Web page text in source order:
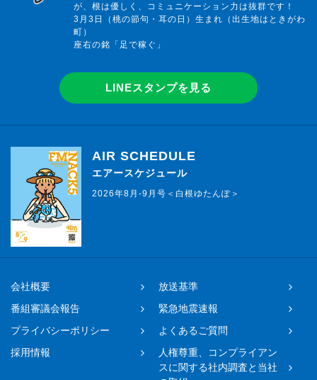
が、根は優しく、コミュニケーション力は抜群です！
3月3日（桃の節句・耳の日）生まれ（出生地はときがわ
町）
座右の銘「足で稼ぐ」
LINEスタンプを見る
AIR SCHEDULE
エアースケジュール
2026年8月-9月号＜白根ゆたんぽ＞
会社概要
放送基準
番組審議会報告
緊急地震速報
プライバシーポリシー
よくあるご質問
採用情報
人権尊重、コンプライアン
スに関する社内調査と当社